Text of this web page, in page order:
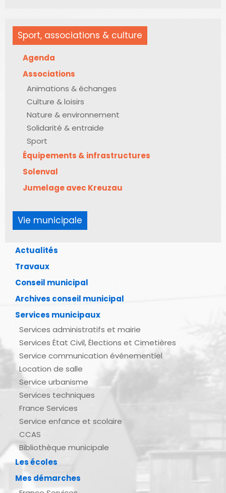
Sport, associations & culture
Agenda
Associations
Animations & échanges
Culture & loisirs
Nature & environnement
Solidarité & entraide
Sport
Équipements & infrastructures
Solenval
Jumelage avec Kreuzau
Vie municipale
Actualités
Travaux
Conseil municipal
Archives conseil municipal
Services municipaux
Services administratifs et mairie
Services État Civil, Élections et Cimetières
Service communication événementiel
Location de salle
Service urbanisme
Services techniques
France Services
Service enfance et scolaire
CCAS
Bibliothèque municipale
Les écoles
Mes démarches